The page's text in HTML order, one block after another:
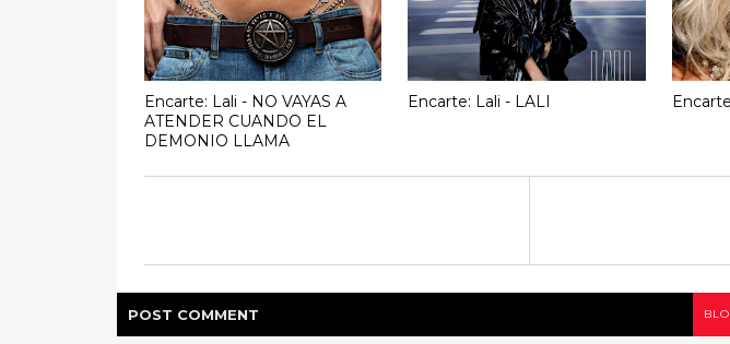
Encarte: Lali - NO VAYAS A
ATENDER CUANDO EL
DEMONIO LLAMA
Encarte: Lali - LALI
POST COMMENT